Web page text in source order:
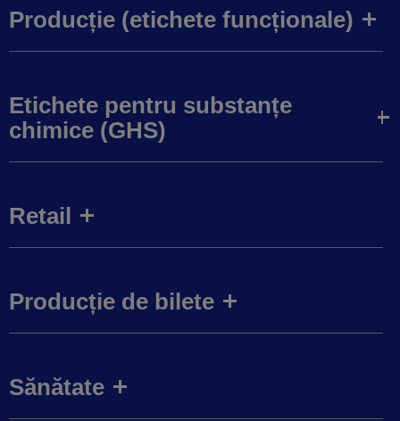
Producție (etichete funcționale)
Etichete pentru substanțe
chimice (GHS)
Retail
Producție de bilete
Sănătate